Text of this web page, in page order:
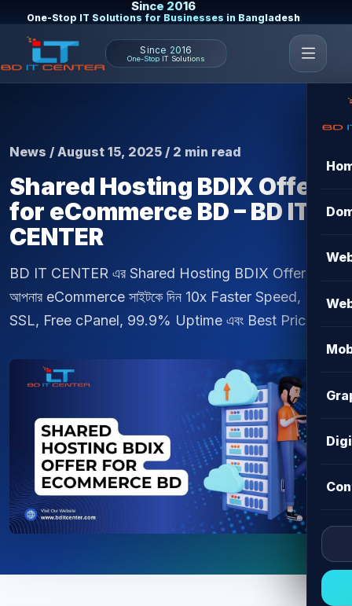
Since 2016
One-Stop IT Solutions for Businesses in Bangladesh
Since 2016
One-Stop IT Solutions
News / August 15, 2025 / 2 min read
Shared Hosting BDIX Offer
for eCommerce BD – BD IT
CENTER
BD IT CENTER এর Shared Hosting BDIX Offer দিয়ে
আপনার eCommerce সাইটকে দিন 10x Faster Speed, Free
SSL, Free cPanel, 99.9% Uptime এবং Best Price।